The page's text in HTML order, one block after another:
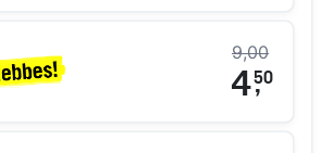
9,00
4,
50